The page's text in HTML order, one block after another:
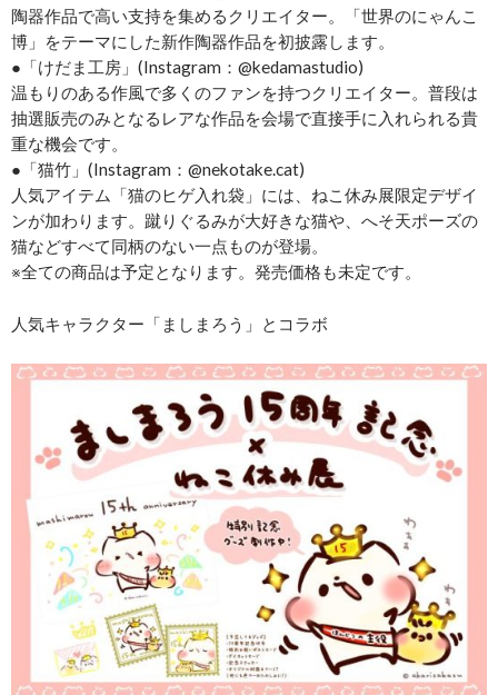
陶器作品で高い支持を集めるクリエイター。「世界のにゃんこ
博」をテーマにした新作陶器作品を初披露します。
●「けだま工房」(Instagram：@kedamastudio)
温もりのある作風で多くのファンを持つクリエイター。普段は
抽選販売のみとなるレアな作品を会場で直接手に入れられる貴
重な機会です。
●「猫竹」(Instagram：@nekotake.cat)
人気アイテム「猫のヒゲ入れ袋」には、ねこ休み展限定デザイ
ンが加わります。蹴りぐるみが大好きな猫や、へそ天ポーズの
猫などすべて同柄のない一点ものが登場。
※全ての商品は予定となります。発売価格も未定です。
人気キャラクター「ましまろう」とコラボ